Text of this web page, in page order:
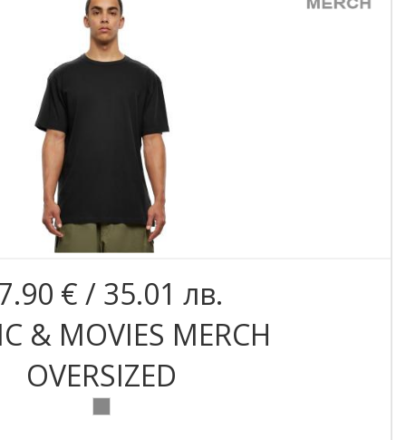
€ / 35.01 лв.
& MOVIES MERCH
OVERSIZED